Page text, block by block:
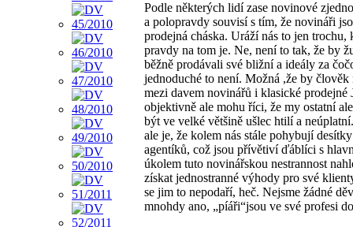
Podle některých lidí zase novinové
a polopravdy souvisí s tím, že novináři
prodejná cháska. Uráží nás to jen trochu,
pravdy na tom je. Ne, není to tak, že by
běžně prodávali své bližní a ideály za
jednoduché to není. Možná ,že by člověk
mezi davem novinářů i klasické prodejné
objektivně ale mohu říci, že my ostatní
být ve velké většině ušlec htilí a
ale je, že kolem nás stále pohybují
agentíků, což jsou přívětiví ďáblíci s
úkolem tuto novinářskou nestrannost
získat jednostranné výhody pro své
se jim to nepodaří, heč. Nejsme žádné
mnohdy ano, „píáři“jsou ve své profesi